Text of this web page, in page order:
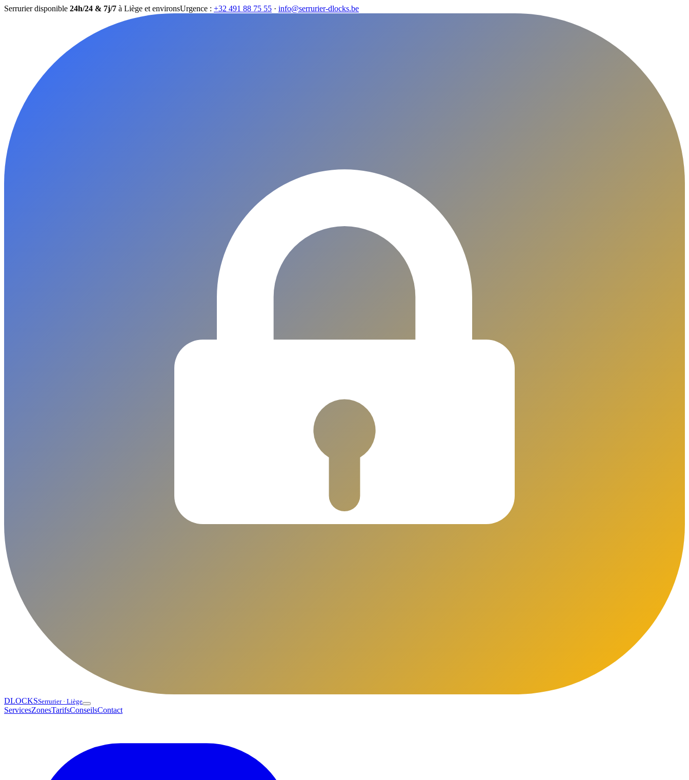
Serrurier disponible 24h/24 & 7j/7 à Liège et environsUrgence : +32 491 88 75 55 · info@serrurier-dlocks.be
DLOCKSSerrurier · Liège
ServicesZonesTarifsConseilsContact